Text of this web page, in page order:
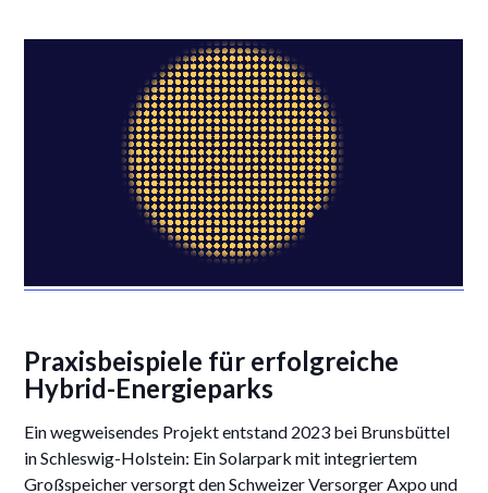
Praxisbeispiele für erfolgreiche
Hybrid-Energieparks
Ein wegweisendes Projekt entstand 2023 bei Brunsbüttel
in Schleswig-Holstein: Ein Solarpark mit integriertem
Großspeicher versorgt den Schweizer Versorger Axpo und